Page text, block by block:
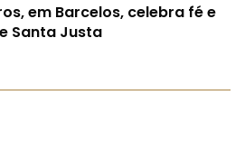
em Barcelos, celebra fé e
Santa Justa